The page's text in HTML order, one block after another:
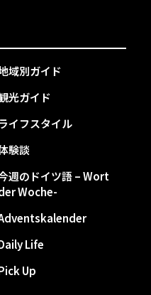
域別ガイド
光ガイド
イフスタイル
験談
週のドイツ語 – Wort
Woche-
Life
Up